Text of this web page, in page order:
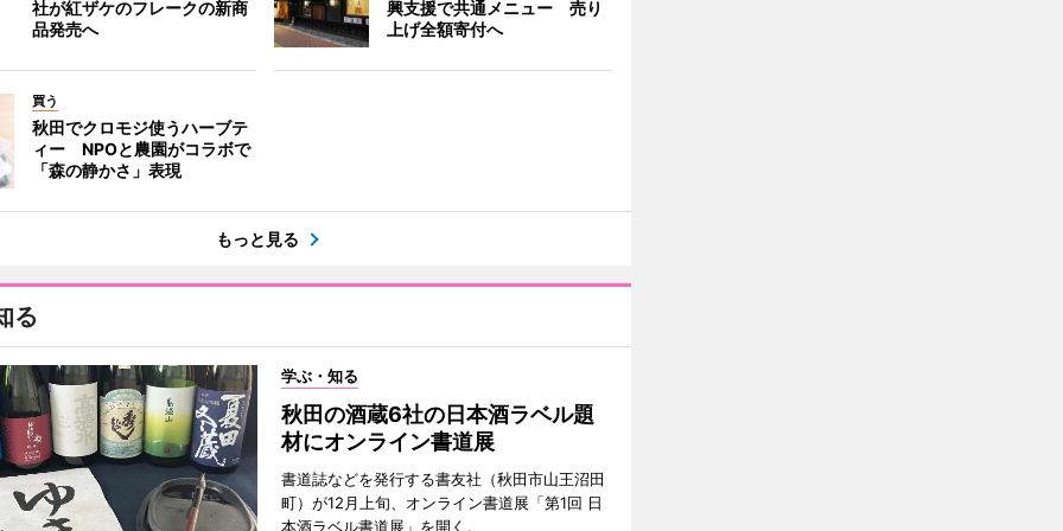
社が紅ザケのフレークの新商
品発売へ
興支援で共通メニュー 売り
上げ全額寄付へ
買う
秋田でクロモジ使うハーブテ
ィー NPOと農園がコラボで
「森の静かさ」表現
もっと見る
る
学ぶ・知る
秋田の酒蔵6社の日本酒ラベル題
材にオンライン書道展
書道誌などを発行する書友社（秋田市山王沼田
町）が12月上旬、オンライン書道展「第1回 日
本酒ラベル書道展」を開く。